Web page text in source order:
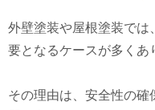
外壁塗装や屋根塗装では
要となるケースが多くあ
その理由は、安全性の確